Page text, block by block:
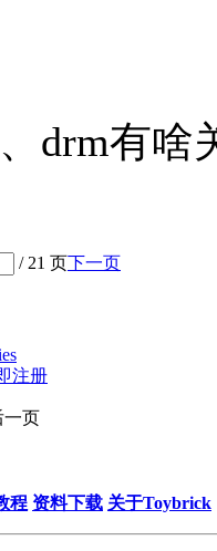
drm有啥
/ 21 页下一页
注册
一页
程 资料下载 关于Toybrick